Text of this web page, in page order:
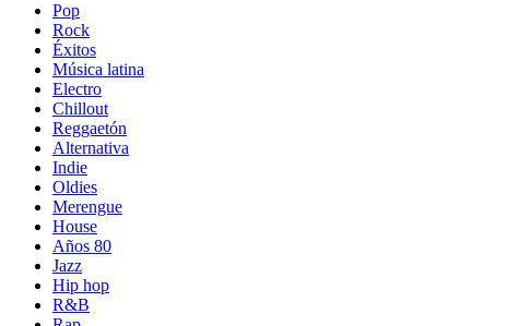
Pop
Rock
Éxitos
Música latina
Electro
Chillout
Reggaetón
Alternativa
Indie
Oldies
Merengue
House
Años 80
Jazz
Hip hop
R&B